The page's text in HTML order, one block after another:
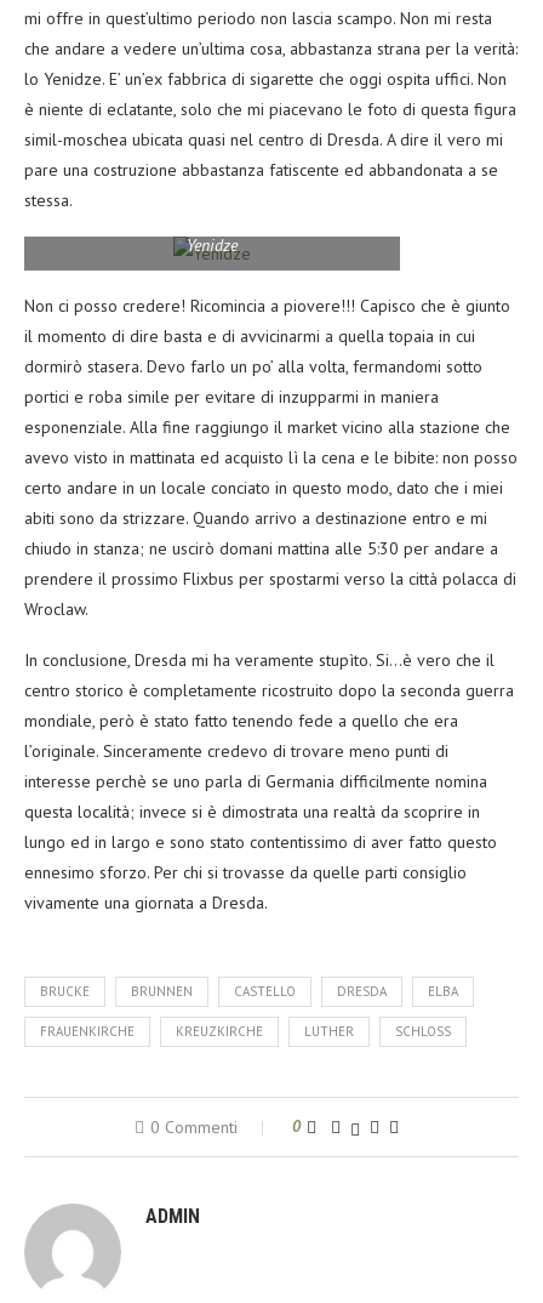
mi offre in quest’ultimo periodo non lascia scampo. Non mi resta
che andare a vedere un’ultima cosa, abbastanza strana per la verità:
lo Yenidze. E’ un’ex fabbrica di sigarette che oggi ospita uffici. Non
è niente di eclatante, solo che mi piacevano le foto di questa figura
simil-moschea ubicata quasi nel centro di Dresda. A dire il vero mi
pare una costruzione abbastanza fatiscente ed abbandonata a se
stessa.
Yenidze
Non ci posso credere! Ricomincia a piovere!!! Capisco che è giunto
il momento di dire basta e di avvicinarmi a quella topaia in cui
dormirò stasera. Devo farlo un po’ alla volta, fermandomi sotto
portici e roba simile per evitare di inzupparmi in maniera
esponenziale. Alla fine raggiungo il market vicino alla stazione che
avevo visto in mattinata ed acquisto lì la cena e le bibite: non posso
certo andare in un locale conciato in questo modo, dato che i miei
abiti sono da strizzare. Quando arrivo a destinazione entro e mi
chiudo in stanza; ne uscirò domani mattina alle 5:30 per andare a
prendere il prossimo Flixbus per spostarmi verso la città polacca di
Wroclaw.
In conclusione, Dresda mi ha veramente stupìto. Si…è vero che il
centro storico è completamente ricostruito dopo la seconda guerra
mondiale, però è stato fatto tenendo fede a quello che era
l’originale. Sinceramente credevo di trovare meno punti di
interesse perchè se uno parla di Germania difficilmente nomina
questa località; invece si è dimostrata una realtà da scoprire in
lungo ed in largo e sono stato contentissimo di aver fatto questo
ennesimo sforzo. Per chi si trovasse da quelle parti consiglio
vivamente una giornata a Dresda.
BRUCKE BRUNNEN CASTELLO DRESDA ELBA
FRAUENKIRCHE KREUZKIRCHE LUTHER SCHLOSS
0 Commenti 0
ADMIN